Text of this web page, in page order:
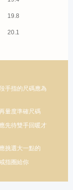
19.8
20.1
手指的尺碼應為
量度準確尺碼
先待雙手回暖才
挑選大一點的
指圈給你